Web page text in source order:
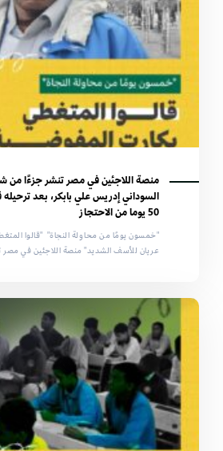
منصة اللاجئين في مصر تنشر جزءًا من
السوداني إدريس علي بابكر، بعد
50 يوما من الاحتجاز
"خمسون يومًا من محاولة النجاة" "قالوا
عريان للأسف الشديد" منصة اللاجئين في